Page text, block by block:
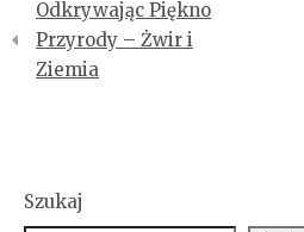
wpisu
Odkrywając Piękno
Przyrody – Żwir i
Ziemia
Szukaj